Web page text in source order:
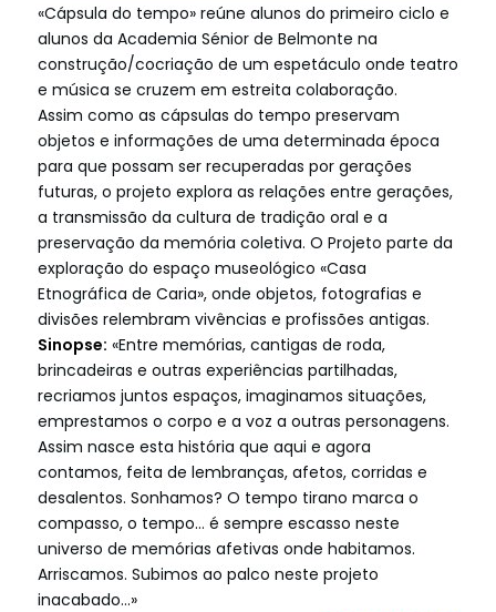
«Cápsula do tempo» reúne alunos do primeiro ciclo e
alunos da Academia Sénior de Belmonte na
construção/cocriação de um espetáculo onde teatro
e música se cruzem em estreita colaboração.
Assim como as cápsulas do tempo preservam
objetos e informações de uma determinada época
para que possam ser recuperadas por gerações
futuras, o projeto explora as relações entre gerações,
a transmissão da cultura de tradição oral e a
preservação da memória coletiva. O Projeto parte da
exploração do espaço museológico «Casa
Etnográfica de Caria», onde objetos, fotografias e
divisões relembram vivências e profissões antigas.
Sinopse: «Entre memórias, cantigas de roda,
brincadeiras e outras experiências partilhadas,
recriamos juntos espaços, imaginamos situações,
emprestamos o corpo e a voz a outras personagens.
Assim nasce esta história que aqui e agora
contamos, feita de lembranças, afetos, corridas e
desalentos. Sonhamos? O tempo tirano marca o
compasso, o tempo… é sempre escasso neste
universo de memórias afetivas onde habitamos.
Arriscamos. Subimos ao palco neste projeto
inacabado…»